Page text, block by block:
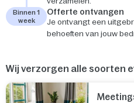
Binnen 1
week
Offerte ontvangen
Je ontvangt een
behoeften van jouw
Wij verzorgen alle soorten